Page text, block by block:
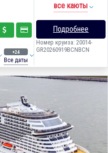
+24
Все даты
все каюты
Подробнее
Номер круиза: 20014-
GR20260919BCNBCN